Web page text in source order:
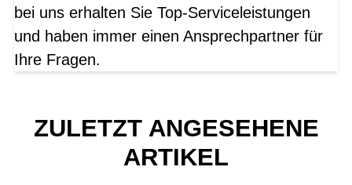
bei uns erhalten Sie Top-Serviceleistungen
und haben immer einen Ansprechpartner für
Ihre Fragen.
ZULETZT ANGESEHENE
ARTIKEL